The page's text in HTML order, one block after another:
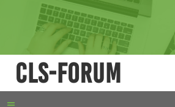
CLS-Forum